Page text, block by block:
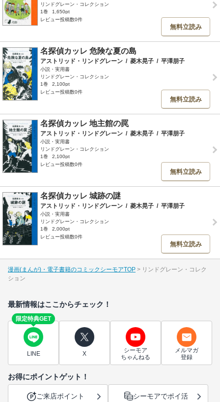
リンドグレーン・コレクション
1巻
1,650pt
レビュー投稿数0件
無料立読み
名探偵カッレ 危険な夏の島
アストリッド・リンドグレーン / 菱木晃子 / 平澤朋子
小説・実用書
リンドグレーン・コレクション
1巻
2,100pt
レビュー投稿数0件
無料立読み
名探偵カッレ 地主館の罠
アストリッド・リンドグレーン / 菱木晃子 / 平澤朋子
小説・実用書
リンドグレーン・コレクション
1巻
2,100pt
レビュー投稿数0件
無料立読み
名探偵カッレ 城跡の謎
アストリッド・リンドグレーン / 菱木晃子 / 平澤朋子
小説・実用書
リンドグレーン・コレクション
1巻
2,000pt
レビュー投稿数0件
無料立読み
漫画(まんが)・電子書籍のコミックシーモアTOP
リンドグレーン・コレク
ション
最新情報はここからチェック！
限定特典GET
LINE X
シーモア
ちゃんねる
メルマガ
登録
お得にポイントゲット！
ご来店ポイント シーモアでポイ活